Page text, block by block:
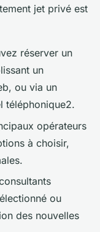
jet privé est
réserver un
un
ou via un
téléphonique2.
opérateurs
à choisir,
ou
des nouvelles